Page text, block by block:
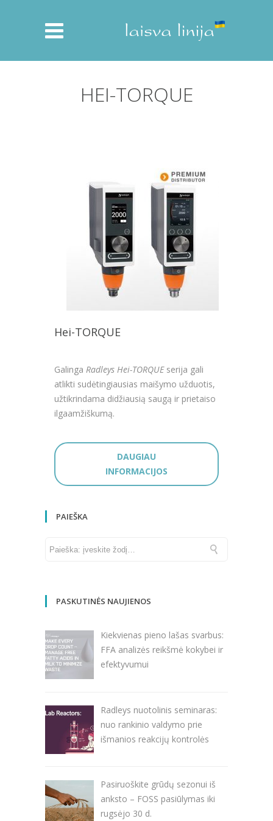
HEI-TORQUE
Hei-TORQUE
Galinga Radleys Hei-TORQUEserija gali
atlikti sudėtingiausias maišymo užduotis,
užtikrindama didžiausią saugą ir prietaiso
ilgaamžiškumą.
DAUGIAU
INFORMACIJOS
PAIEŠKA
PASKUTINĖS NAUJIENOS
Kiekvienas pieno lašas svarbus:
FFA analizės reikšmė kokybei ir
efektyvumui
Radleys nuotolinis seminaras:
nuo rankinio valdymo prie
išmanios reakcijų kontrolės
Pasiruoškite grūdų sezonui iš
anksto – FOSS pasiūlymas iki
rugsėjo 30 d.